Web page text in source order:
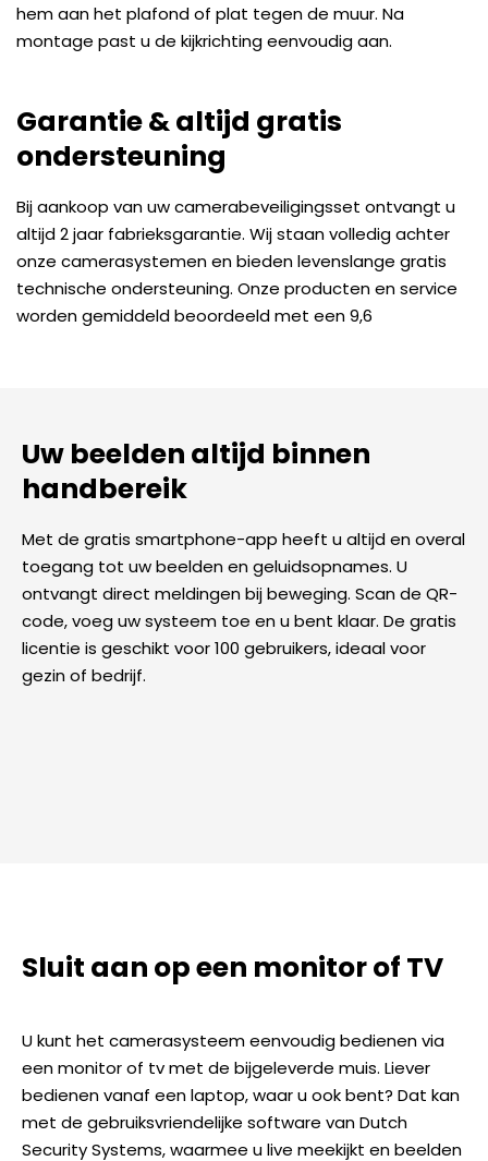
hem aan het plafond of plat tegen de muur. Na
montage past u de kijkrichting eenvoudig aan.
Garantie & altijd gratis
ondersteuning
Bij aankoop van uw camerabeveiligingsset ontvangt u
altijd 2 jaar fabrieksgarantie. Wij staan volledig achter
onze camerasystemen en bieden levenslange gratis
technische ondersteuning. Onze producten en service
worden gemiddeld beoordeeld met een 9,6
Uw beelden altijd binnen
handbereik
Met de gratis smartphone-app heeft u altijd en overal
toegang tot uw beelden en geluidsopnames. U
ontvangt direct meldingen bij beweging. Scan de QR-
code, voeg uw systeem toe en u bent klaar. De gratis
licentie is geschikt voor 100 gebruikers, ideaal voor
gezin of bedrijf.
Sluit aan op een monitor of TV
U kunt het camerasysteem eenvoudig bedienen via
een monitor of tv met de bijgeleverde muis. Liever
bedienen vanaf een laptop, waar u ook bent? Dat kan
met de gebruiksvriendelijke software van Dutch
Security Systems, waarmee u live meekijkt en beelden